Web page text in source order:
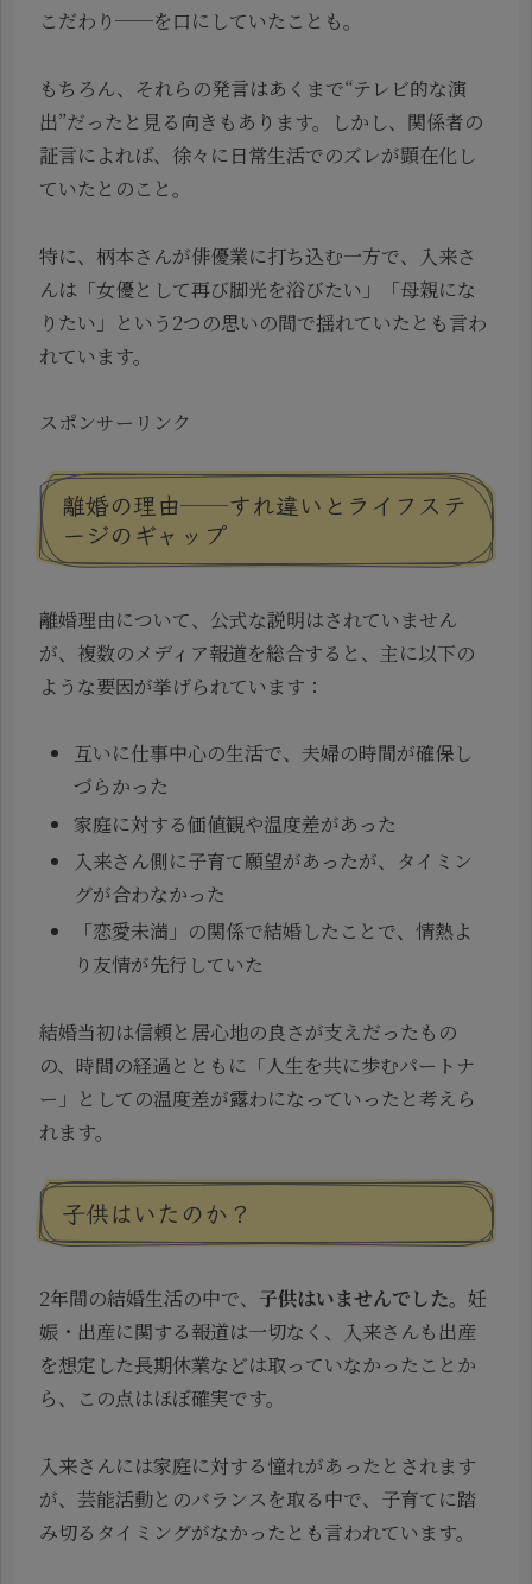
こだわり──を口にしていたことも。
もちろん、それらの発言はあくまで“テレビ的な演
出”だったと見る向きもあります。しかし、関係者の
証言によれば、徐々に日常生活でのズレが顕在化し
ていたとのこと。
特に、柄本さんが俳優業に打ち込む一方で、入来さ
んは「女優として再び脚光を浴びたい」「母親にな
りたい」という2つの思いの間で揺れていたとも言わ
れています。
スポンサーリンク
離婚の理由──すれ違いとライフステ
ージのギャップ
離婚理由について、公式な説明はされていません
が、複数のメディア報道を総合すると、主に以下の
ような要因が挙げられています：
互いに仕事中心の生活で、夫婦の時間が確保し
づらかった
家庭に対する価値観や温度差があった
入来さん側に子育て願望があったが、タイミン
グが合わなかった
「恋愛未満」の関係で結婚したことで、情熱よ
り友情が先行していた
結婚当初は信頼と居心地の良さが支えだったもの
の、時間の経過とともに「人生を共に歩むパートナ
ー」としての温度差が露わになっていったと考えら
れます。
子供はいたのか？
2年間の結婚生活の中で、 子供はいませんでした。妊
娠・出産に関する報道は一切なく、入来さんも出産
を想定した長期休業などは取っていなかったことか
ら、この点はほぼ確実です。
入来さんには家庭に対する憧れがあったとされます
が、芸能活動とのバランスを取る中で、子育てに踏
み切るタイミングがなかったとも言われています。